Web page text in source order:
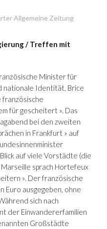
Allgemeine Zeitung
/ Treffen mit
Minister für
nationale Identität, Brice
französische
für gescheitert ». Das
bei den zweiten
in Frankfurt » auf
auf viele Vorstädte (die
Marseille sprach Hortefeux
». Der französische
Euro ausgegeben, ohne
sich nach
der Einwandererfamilien
Großstädte